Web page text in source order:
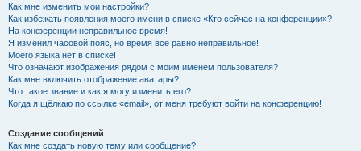
Как мне изменить мои настройки?
Как избежать появления моего имени в списке «Кто сейчас на конференции»?
На конференции неправильное время!
Я изменил часовой пояс, но время всё равно неправильное!
Моего языка нет в списке!
Что означают изображения рядом с моим именем пользователя?
Как мне включить отображение аватары?
Что такое звание и как я могу изменить его?
Когда я щёлкаю по ссылке «email», от меня требуют войти на конференцию!
Создание сообщений
Как мне создать новую тему или сообщение?